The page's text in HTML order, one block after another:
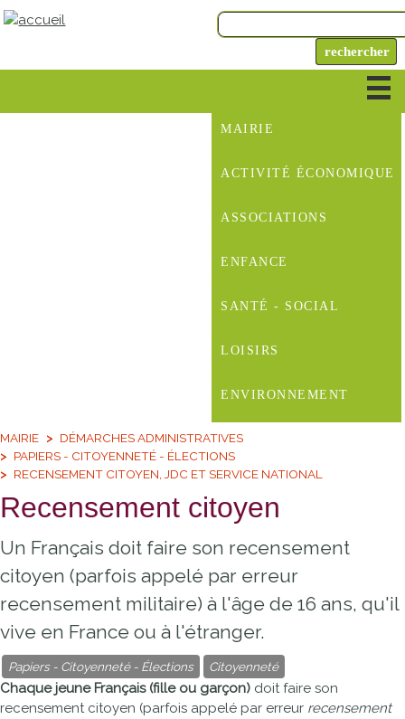
MAIRIE
ACTIVITÉ ÉCONOMIQUE
ASSOCIATIONS
ENFANCE
SANTÉ - SOCIAL
LOISIRS
ENVIRONNEMENT
MAIRIE
DÉMARCHES ADMINISTRATIVES
PAPIERS - CITOYENNETÉ - ÉLECTIONS
RECENSEMENT CITOYEN, JDC ET SERVICE NATIONAL
Recensement citoyen
Un Français doit faire son recensement
citoyen (parfois appelé par erreur
recensement militaire) à l'âge de 16 ans, qu'il
vive en France ou à l'étranger.
Papiers - Citoyenneté - Élections Citoyenneté
Chaque jeune Français (fille ou garçon) doit faire son
recensement citoyen (parfois appelé par erreur recensement